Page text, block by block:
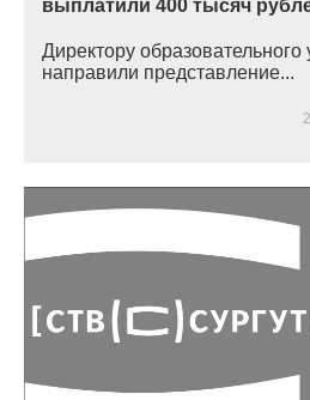
выплатили 400 тысяч
Директору
направили представление...